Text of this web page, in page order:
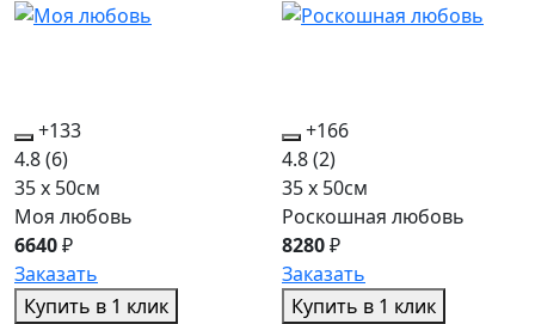
+133
4.8(6)
35 x 50см
Моя любовь
6640₽
Заказать
Купить в 1 клик
+166
4.8(2)
35 x 50см
Роскошная любовь
8280₽
Заказать
Купить в 1 клик